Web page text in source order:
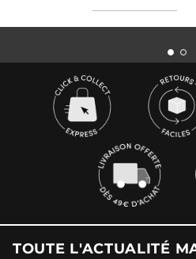
TOUTE L'ACTUALITÉ